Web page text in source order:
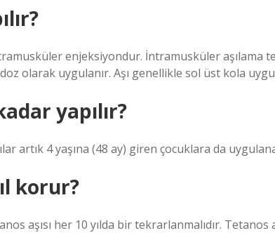
enjeksiyondur. İntramusküler aşılama
olarak uygulanır. Aşı genellikle sol üst kola
yapılır?
artık 4 yaşına (48 ay) giren çocuklara da
korur?
aşısı her 10 yılda bir tekrarlanmalıdır. Tetanos